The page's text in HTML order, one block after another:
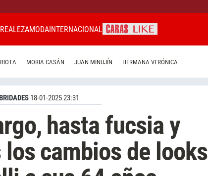
REALEZAMODAINTERNACIONAL
MORIA CASÁN JUAN MINUJÍN HERMANA VERÓNICA
18-01-2025 23:31
hasta fucsia y
cambios de looks